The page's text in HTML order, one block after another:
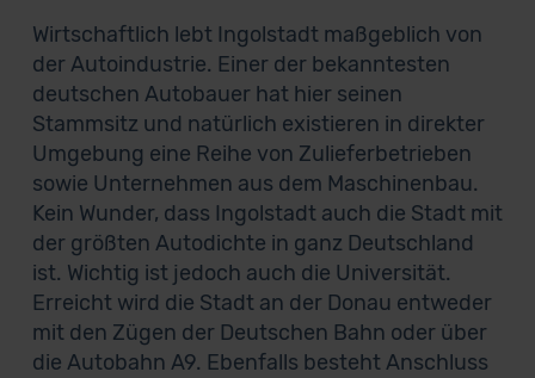
Wirtschaftlich lebt Ingolstadt maßgeblich von
der Autoindustrie. Einer der bekanntesten
deutschen Autobauer hat hier seinen
Stammsitz und natürlich existieren in direkter
Umgebung eine Reihe von Zulieferbetrieben
sowie Unternehmen aus dem Maschinenbau.
Kein Wunder, dass Ingolstadt auch die Stadt mit
der größten Autodichte in ganz Deutschland
ist. Wichtig ist jedoch auch die Universität.
Erreicht wird die Stadt an der Donau entweder
mit den Zügen der Deutschen Bahn oder über
die Autobahn A9. Ebenfalls besteht Anschluss